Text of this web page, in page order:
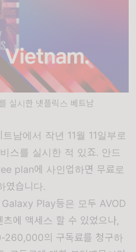
실시한 넷플릭스 베트남
남에서 작년 11월 11일부로
스를 실시한 적 있죠. 안드
plan에 사인업하면 무료로
였습니다.
Play등은 모두 AVOD
에 액세스 할 수 있었으나,
260,000의 구독료를 청구하